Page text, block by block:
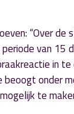
“Over
van
in
onder
te